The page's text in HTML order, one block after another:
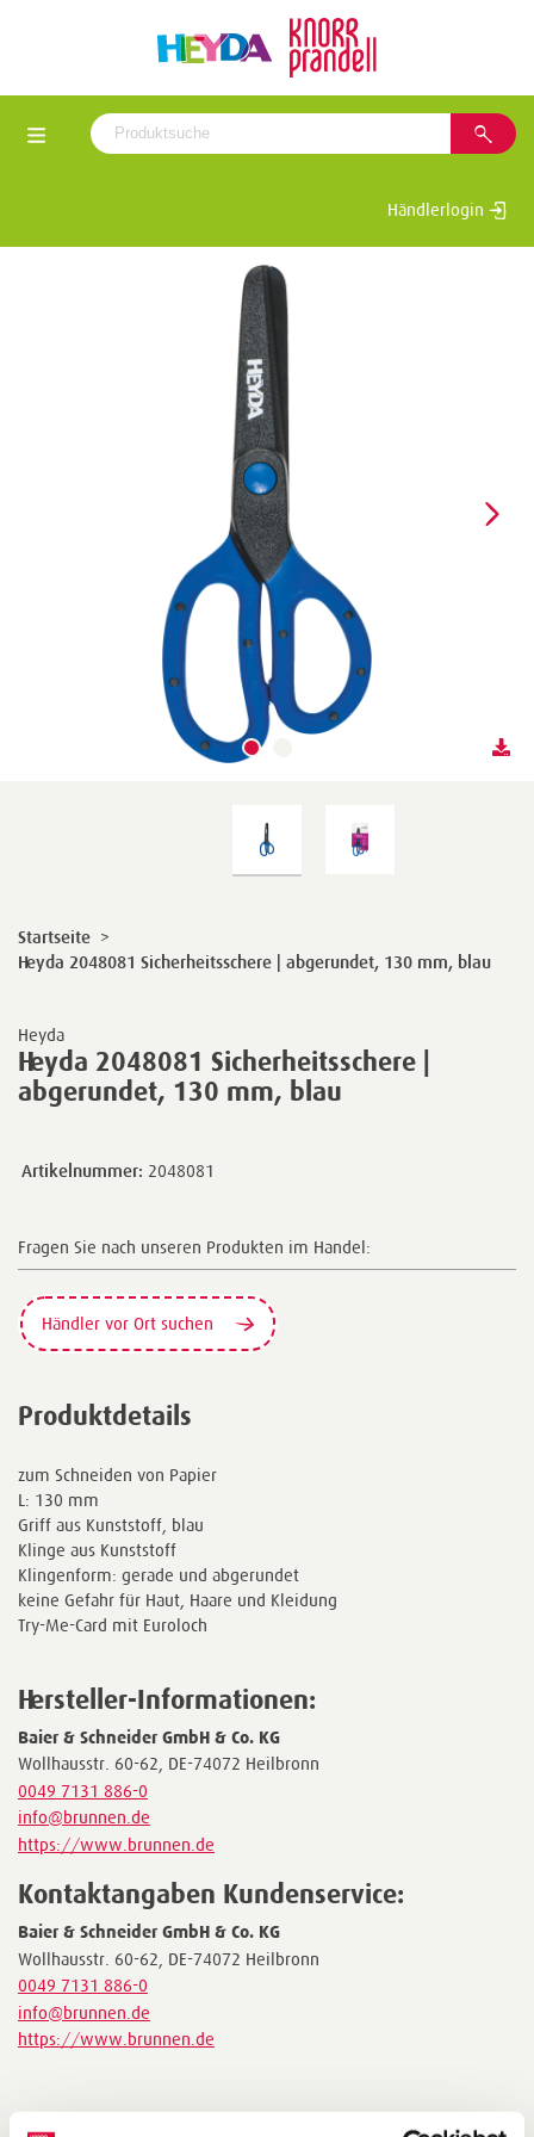
Händlerlogin
Heyda
Heyda 2048081 Sicherheitsschere |
abgerundet, 130 mm, blau
Startseite >
Heyda 2048081 Sicherheitsschere | abgerundet, 130 mm, blau
Artikelnummer: 2048081
Fragen Sie nach unseren Produkten im Handel:
Händler vor Ort suchen
Produktdetails
zum Schneiden von Papier
L: 130 mm
Griff aus Kunststoff, blau
Klinge aus Kunststoff
Klingenform: gerade und abgerundet
keine Gefahr für Haut, Haare und Kleidung
Try-Me-Card mit Euroloch
Hersteller-Informationen:
Baier & Schneider GmbH & Co. KG
Wollhausstr. 60-62, DE-74072 Heilbronn
0049 7131 886-0
info@brunnen.de
https://www.brunnen.de
Kontaktangaben Kundenservice:
Baier & Schneider GmbH & Co. KG
Wollhausstr. 60-62, DE-74072 Heilbronn
0049 7131 886-0
info@brunnen.de
https://www.brunnen.de